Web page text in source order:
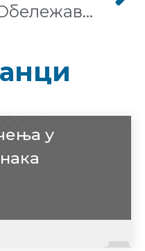
Обележавање 11. рођендана Википедије на српском језику
у